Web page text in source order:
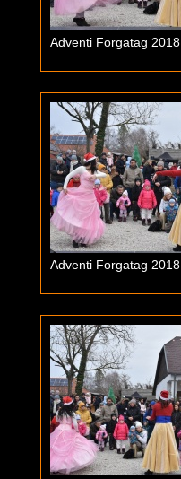
Adventi Forgatag 2018.
Adventi Forgatag 2018.